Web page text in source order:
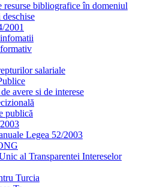
resurse bibliografice în domeniul
2001
salariale
avere si de interese
publică
Legea 52/2003
al Transparentei Intereselor
Turcia